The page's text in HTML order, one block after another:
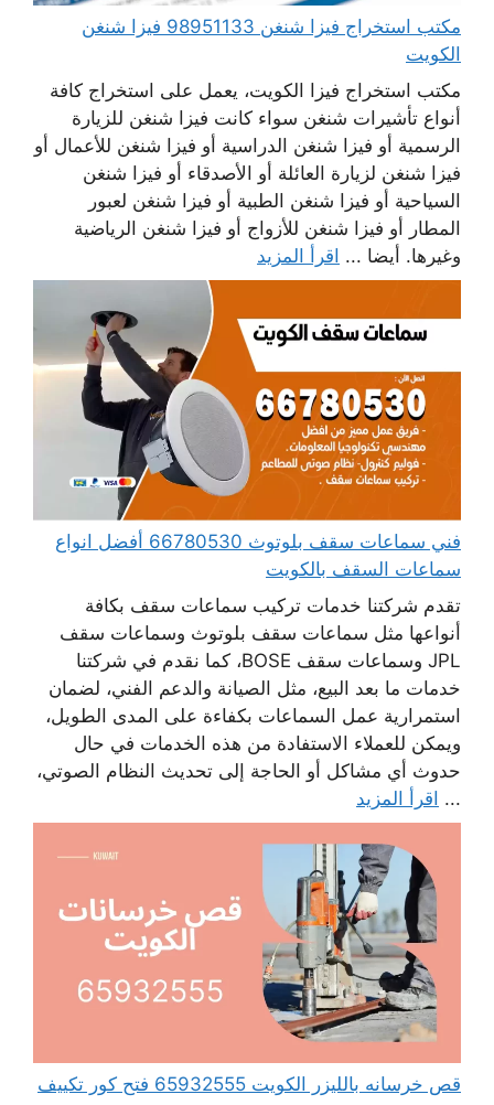
مكتب استخراج فيزا شنغن 98951133 فيزا شنغن
الكويت
مكتب استخراج فيزا الكويت، يعمل على استخراج كافة
أنواع تأشيرات شنغن سواء كانت فيزا شنغن للزيارة
الرسمية أو فيزا شنغن الدراسية أو فيزا شنغن للأعمال أو
فيزا شنغن لزيارة العائلة أو الأصدقاء أو فيزا شنغن
السياحية أو فيزا شنغن الطبية أو فيزا شنغن لعبور
المطار أو فيزا شنغن للأزواج أو فيزا شنغن الرياضية
وغيرها. أيضا ... اقرأ المزيد
فني سماعات سقف بلوتوث 66780530 أفضل انواع
سماعات السقف بالكويت
تقدم شركتنا خدمات تركيب سماعات سقف بكافة
أنواعها مثل سماعات سقف بلوتوث وسماعات سقف
JPL وسماعات سقف BOSE، كما نقدم في شركتنا
خدمات ما بعد البيع، مثل الصيانة والدعم الفني، لضمان
استمرارية عمل السماعات بكفاءة على المدى الطويل،
ويمكن للعملاء الاستفادة من هذه الخدمات في حال
حدوث أي مشاكل أو الحاجة إلى تحديث النظام الصوتي،
... اقرأ المزيد
قص خرسانه بالليزر الكويت 65932555 فتح كور تكييف